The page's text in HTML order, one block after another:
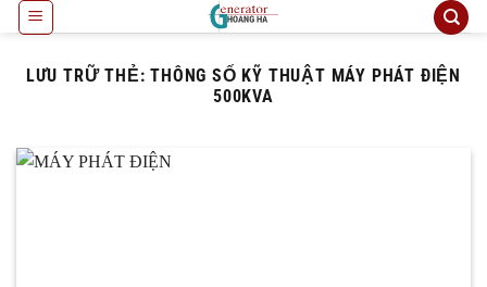
qua
LƯU TRỮ THẺ:THÔNG SỐ KỸ THUẬT MÁY PHÁT ĐIỆN
500KVA